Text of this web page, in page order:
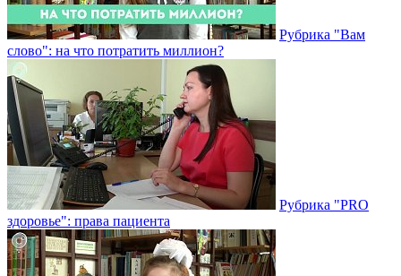
Рубрика "Вам
слово": на что потратить миллион?
Рубрика "PRO
здоровье": права пациента